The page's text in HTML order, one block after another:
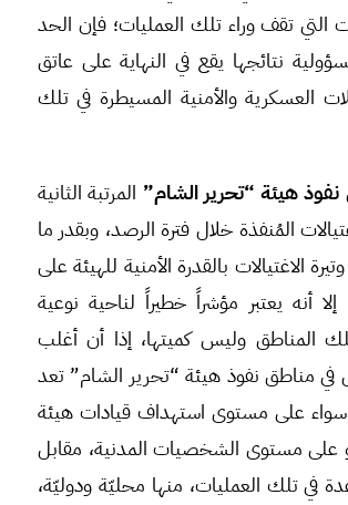
التي تقف وراء تلك العمليات؛ فإن الحد
نتائجها يقع في النهاية على عاتق
العسكرية والأمنية المسيطرة في تلك
نفوذ هيئة “تحرير الشام” المرتبة الثانية
المُنفذة خلال فترة الرصد، وبقدر ما
الاغتيالات بالقدرة الأمنية للهيئة على
أنه يعتبر مؤشراً خطيراً لناحية نوعية
تلك المناطق وليس كميتها، إذا أن أغلب
في مناطق نفوذ هيئة “تحرير الشام” تعد
على مستوى استهداف قيادات هيئة
على مستوى الشخصيات المدنية، مقابل
في تلك العمليات، منها محليّة ودوليّة،